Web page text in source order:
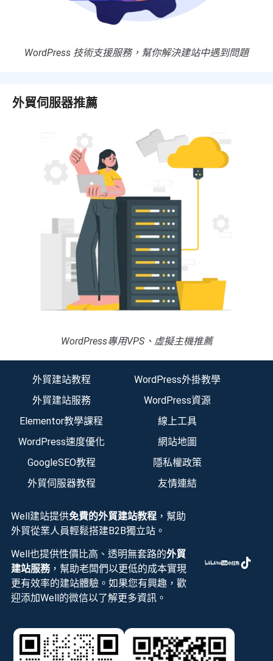
WordPress 技術支援服務，幫你解決建站中遇到問題
外貿伺服器推薦
WordPress專用VPS、虛擬主機推薦
外貿建站教程
外貿建站服務
Elementor教學課程
WordPress速度優化
GoogleSEO教程
外貿伺服器教程
WordPress外掛教學
WordPress資源
線上工具
網站地圖
隱私權政策
友情連結
Well建站提供免費的外貿建站教程，幫助
外貿從業人員輕鬆搭建B2B獨立站。
Well也提供性價比高、透明無套路的外貿
建站服務，幫助老闆們以更低的成本實現
更有效率的建站體驗。如果您有興趣，歡
迎添加Well的微信以了解更多資訊。